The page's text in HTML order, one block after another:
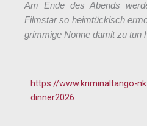
Am Ende des Abends
Filmstar so heimtückisch
grimmige Nonne damit zu tun
https://www.kriminaltango-
dinner2026